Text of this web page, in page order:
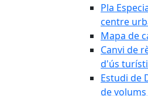
Pla
centre
Mapa de
Canvi de
d'ús
Estudi de
de volums